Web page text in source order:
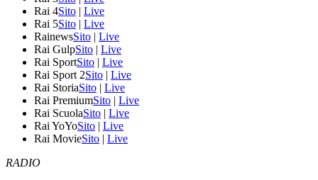
Rai 4Sito | Live
Rai 5Sito | Live
RainewsSito | Live
Rai GulpSito | Live
Rai SportSito | Live
Rai Sport 2Sito | Live
Rai StoriaSito | Live
Rai PremiumSito | Live
Rai ScuolaSito | Live
Rai YoYoSito | Live
Rai MovieSito | Live
RADIO